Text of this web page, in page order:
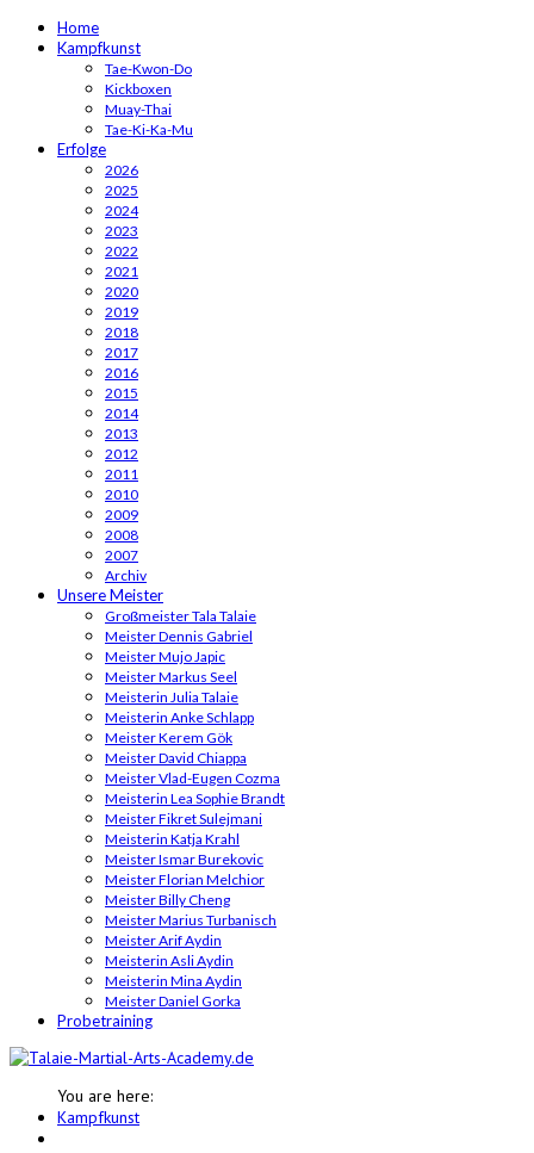
Home
Kampfkunst
Tae-Kwon-Do
Kickboxen
Muay-Thai
Tae-Ki-Ka-Mu
Erfolge
2026
2025
2024
2023
2022
2021
2020
2019
2018
2017
2016
2015
2014
2013
2012
2011
2010
2009
2008
2007
Archiv
Unsere Meister
Großmeister Tala Talaie
Meister Dennis Gabriel
Meister Mujo Japic
Meister Markus Seel
Meisterin Julia Talaie
Meisterin Anke Schlapp
Meister Kerem Gök
Meister David Chiappa
Meister Vlad-Eugen Cozma
Meisterin Lea Sophie Brandt
Meister Fikret Sulejmani
Meisterin Katja Krahl
Meister Ismar Burekovic
Meister Florian Melchior
Meister Billy Cheng
Meister Marius Turbanisch
Meister Arif Aydin
Meisterin Asli Aydin
Meisterin Mina Aydin
Meister Daniel Gorka
Probetraining
You are here:
Kampfkunst